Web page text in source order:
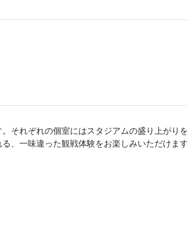
れぞれの個室にはスタジアムの盛り上がり
、一味違った観戦体験をお楽しみいただけます